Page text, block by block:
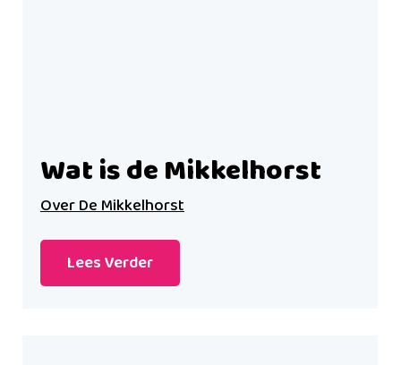
Wat is de Mikkelhorst
Over De Mikkelhorst
Lees Verder